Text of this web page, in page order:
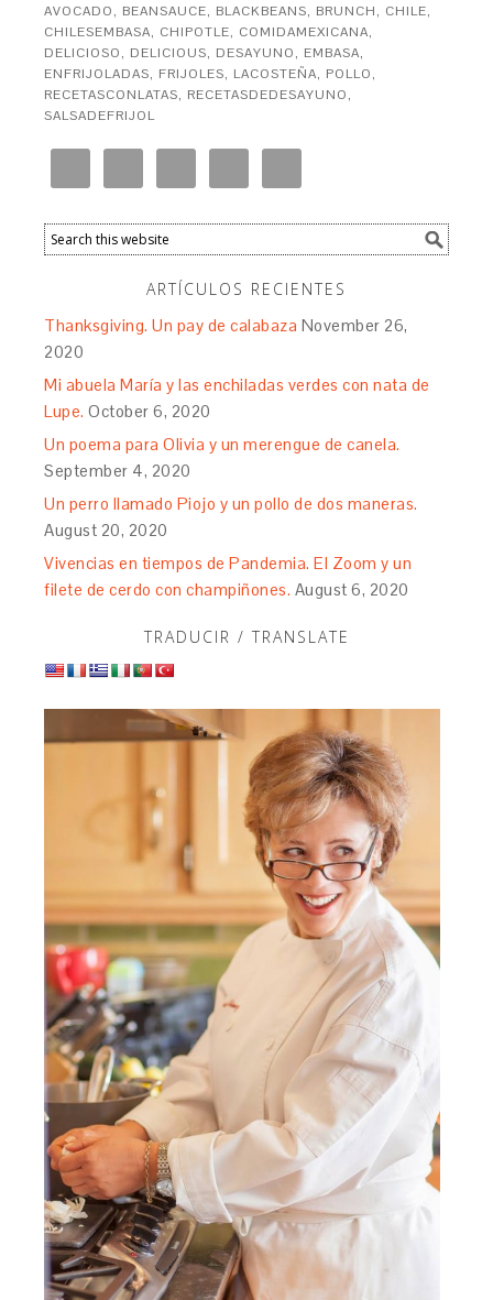
AVOCADO, BEANSAUCE, BLACKBEANS, BRUNCH, CHILE,
CHILESEMBASA, CHIPOTLE, COMIDAMEXICANA,
DELICIOSO, DELICIOUS, DESAYUNO, EMBASA,
ENFRIJOLADAS, FRIJOLES, LACOSTEÑA, POLLO,
RECETASCONLATAS, RECETASDEDESAYUNO,
SALSADEFRIJOL
ARTÍCULOS RECIENTES
Thanksgiving. Un pay de calabaza November 26,
2020
Mi abuela María y las enchiladas verdes con nata de
Lupe. October 6, 2020
Un poema para Olivia y un merengue de canela.
September 4, 2020
Un perro llamado Piojo y un pollo de dos maneras.
August 20, 2020
Vivencias en tiempos de Pandemia. El Zoom y un
filete de cerdo con champiñones. August 6, 2020
TRADUCIR / TRANSLATE